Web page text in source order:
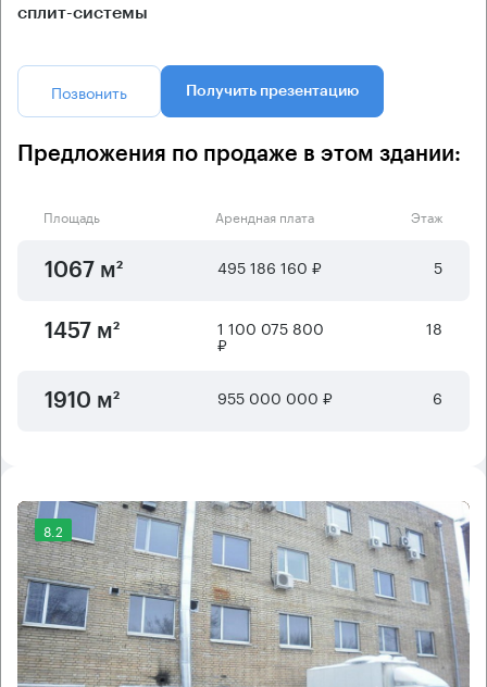
сплит-системы
Позвонить Получить презентацию
Предложения по продаже в этом здании:
Площадь Арендная плата Этаж
1067 м² 495 186 160 ₽ 5
1457 м² 1 100 075 800
₽
18
1910 м² 955 000 000 ₽ 6
8.2